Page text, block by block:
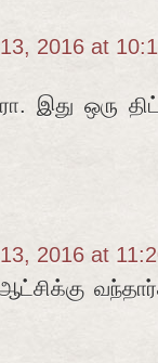
2016 at
இது ஒரு
2016 at